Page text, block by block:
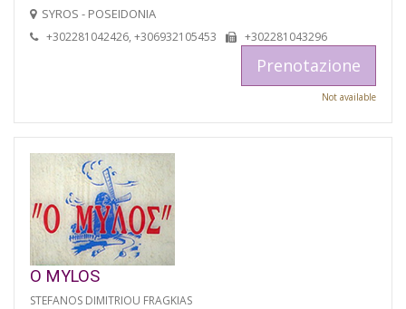
SYROS - POSEIDONIA
+302281042426, +306932105453 +302281043296
Prenotazione
Not available
O MYLOS
STEFANOS DIMITRIOU FRAGKIAS